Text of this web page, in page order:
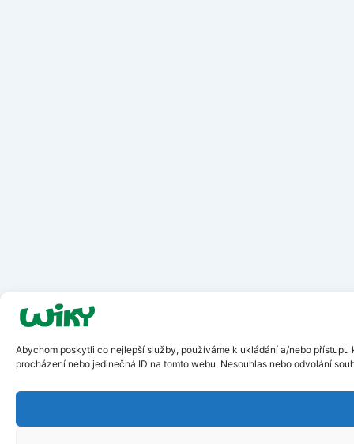
Abychom poskytli co nejlepší služby, používáme k ukládání a/nebo
procházení nebo jedinečná ID na tomto webu. Nesouhlas nebo odvolání